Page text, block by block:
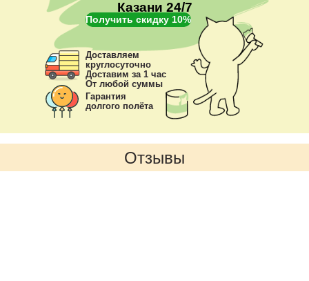
Казани 24/7
Получить скидку 10%
Доставляем
круглосуточно
Доставим за 1 час
От любой суммы
Гарантия
долгого полёта
Отзывы